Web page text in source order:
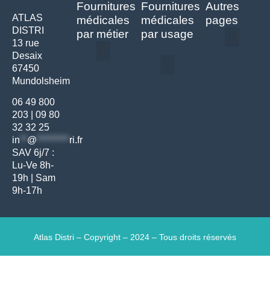
ATLAS
DISTRI
13 rue
Desaix
67450
Mundolsheim
06 49 800
203
09 80
32 32 25
in
@ ********* ri.fr
SAV 6j/7 :
Lu-Ve 8h-
19h | Sam
9h-17h
Fournitures
médicales
par métier
Fournitures
médicales
par usage
Autres
pages
Atlas Distri – Copyright – 2024 – Tous droits réservés